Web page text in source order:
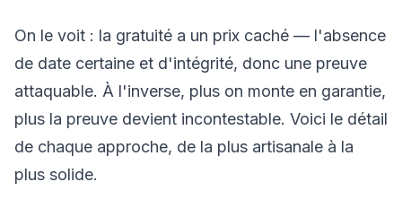
On le voit : la gratuité a un prix caché — l'absence
de date certaine et d'intégrité, donc une preuve
attaquable. À l'inverse, plus on monte en garantie,
plus la preuve devient incontestable. Voici le détail
de chaque approche, de la plus artisanale à la
plus solide.